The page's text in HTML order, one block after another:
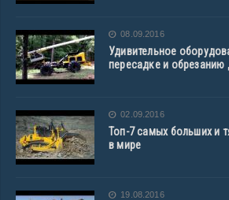
08.09.2016
Удивительное
пересадке и обрезанию
02.09.2016
Топ-7 самых больших и
в мире
19.08.2016